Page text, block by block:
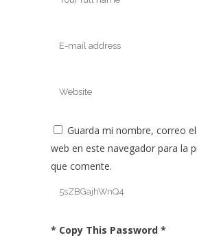
Guarda mi nombre, correo
web en este navegador para la
que comente.
* Copy This Password *